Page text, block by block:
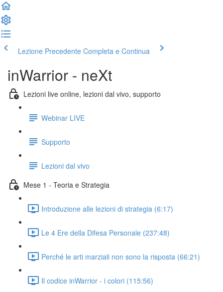
Lezione Precedente Completa e Continua
inWarrior - neXt
Lezioni live online, lezioni dal vivo, supporto
Webinar LIVE
Supporto
Lezioni dal vivo
Mese 1 - Teoria e Strategia
Introduzione alle lezioni di strategia (6:17)
Le 4 Ere della Difesa Personale (237:48)
Perché le arti marziali non sono la risposta (66:21)
Il codice inWarrior - i colori (115:56)